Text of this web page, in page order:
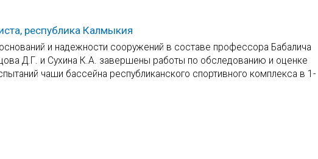
республика Калмыкия
и надежности сооружений в составе профессора Бабалича
Д.Г. и Сухина К.А. завершены работы по обследованию и оценке
чаши бассейна республиканского спортивного комплекса в 1-